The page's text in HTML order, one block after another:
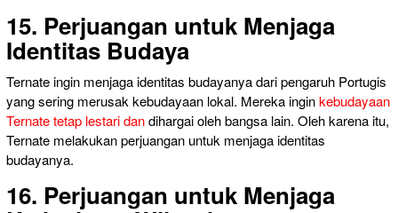
15. Perjuangan untuk Menjaga
Identitas Budaya
Ternate ingin menjaga identitas budayanya dari pengaruh Portugis
yang sering merusak kebudayaan lokal. Mereka inginkebudayaan
Ternate tetap lestari dandihargai oleh bangsa lain. Oleh karena itu,
Ternate melakukan perjuangan untuk menjaga identitas
budayanya.
16. Perjuangan untuk Menjaga